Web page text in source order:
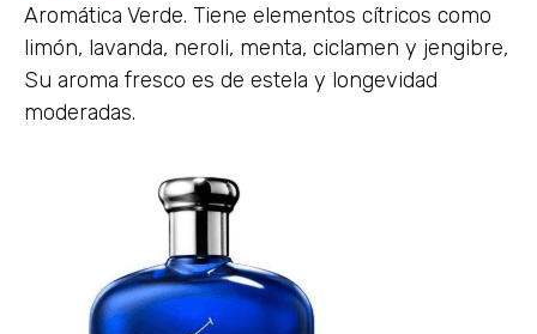
Aromática Verde. Tiene elementos cítricos como
limón, lavanda, neroli, menta, ciclamen y jengibre,
Su aroma fresco es de estela y longevidad
moderadas.